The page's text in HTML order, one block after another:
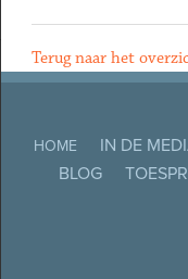
Terug naar het
HOME IN DE
BLOG